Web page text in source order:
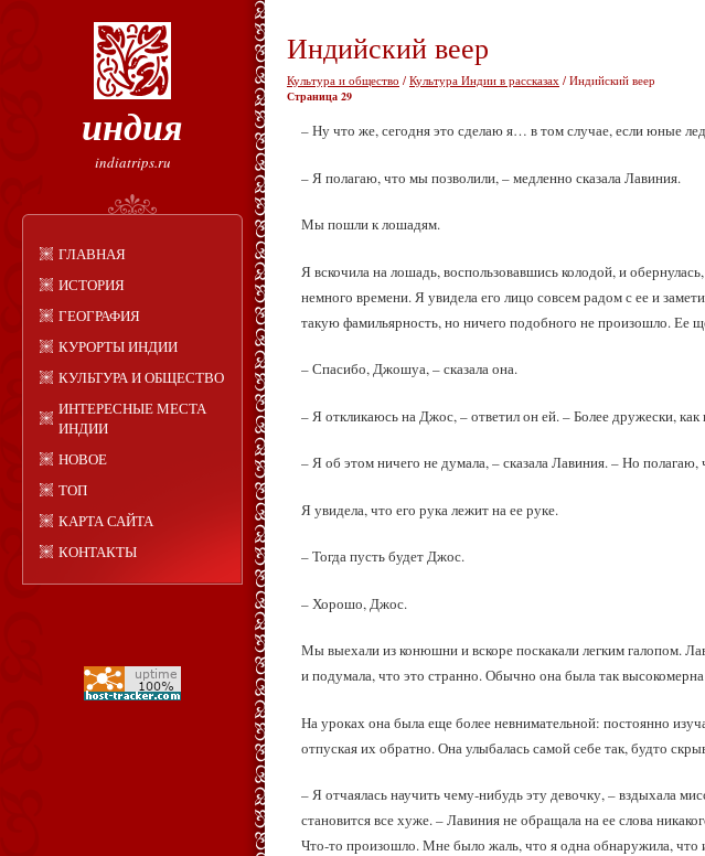
индия
indiatrips.ru
ГЛАВНАЯ
ИСТОРИЯ
ГЕОГРАФИЯ
КУРОРТЫ ИНДИИ
КУЛЬТУРА И ОБЩЕСТВО
ИНТЕРЕСНЫЕ МЕСТА
ИНДИИ
НОВОЕ
ТОП
КАРТА САЙТА
КОНТАКТЫ
Индийский веер
Культура и общество / Культура Индии в рассказах / Индийский веер
Страница 29
– Ну что же, сегодня это сделаю я… в том случае, если юные
– Я полагаю, что мы позволили, – медленно сказала Лавиния.
Мы пошли к лошадям.
Я вскочила на лошадь, воспользовавшись колодой, и
немного времени. Я увидела его лицо совсем радом с ее и
такую фамильярность, но ничего подобного не произошло. Ее
– Спасибо, Джошуа, – сказала она.
– Я откликаюсь на Джос, – ответил он ей. – Более дружески, как
– Я об этом ничего не думала, – сказала Лавиния. – Но полагаю,
Я увидела, что его рука лежит на ее руке.
– Тогда пусть будет Джос.
– Хорошо, Джос.
Мы выехали из конюшни и вскоре поскакали легким галопом.
и подумала, что это странно. Обычно она была так
На уроках она была еще более невнимательной: постоянно
отпуская их обратно. Она улыбалась самой себе так, будто
– Я отчаялась научить чему‑нибудь эту девочку, – вздыхала
становится все хуже. – Лавиния не обращала на ее слова
Что‑то произошло. Мне было жаль, что я одна обнаружила, что